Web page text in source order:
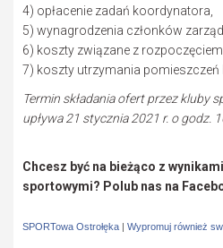
4) opłacenie zadań koordynatora,
5) wynagrodzenia członków
6) koszty związane z
7) koszty utrzymania pomieszczeń
Termin składania ofert przez kluby
upływa 21 stycznia 2021 r. o godz.
Chcesz być na bieżąco z
sportowymi? Polub nas na
SPORTowa Ostrołęka | Wypromuj również